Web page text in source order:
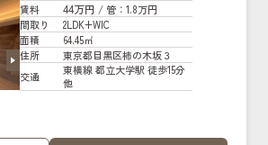
賃料 44万円 / 管：1.8万円
間取り
2LDK+WIC
面積
64.45㎡
住所
東京都目黒区柿の木坂３
交通
東横線 都立大学駅 徒歩15分
他